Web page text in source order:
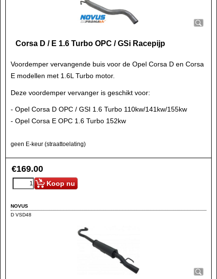
Corsa D / E 1.6 Turbo OPC / GSi Racepijp
Voordemper vervangende buis voor de Opel Corsa D en Corsa
E modellen met 1.6L Turbo motor.
Deze voordemper vervanger is geschikt voor:
- Opel Corsa D OPC / GSI 1.6 Turbo 110kw/141kw/155kw
- Opel Corsa E OPC 1.6 Turbo 152kw
geen E-keur (straattoelating)
€169.00
Koop nu
NOVUS
D VSD48